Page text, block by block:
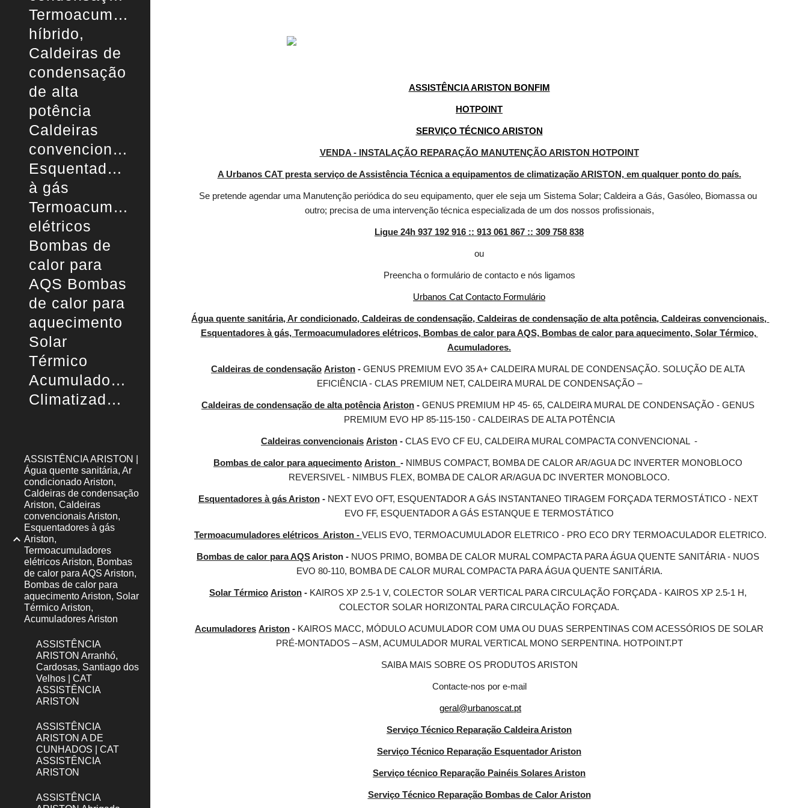
Termoacumulador
híbrido,
Caldeiras de
condensação
de alta
potência
Caldeiras
convencionais
Esquentadores
à gás
Termoacumuladores
elétricos
Bombas de
calor para
AQS Bombas
de calor para
aquecimento
Solar
Térmico
Acumuladores
Climatizadores
ASSISTÊNCIA ARISTON |
Água quente sanitária, Ar
condicionado Ariston,
Caldeiras de condensação
Ariston, Caldeiras
convencionais Ariston,
Esquentadores à gás
Ariston,
Termoacumuladores
elétricos Ariston, Bombas
de calor para AQS Ariston,
Bombas de calor para
aquecimento Ariston, Solar
Térmico Ariston,
Acumuladores Ariston
ASSISTÊNCIA
ARISTON Arranhó,
Cardosas, Santiago dos
Velhos | CAT
ASSISTÊNCIA
ARISTON
ASSISTÊNCIA
ARISTON A DE
CUNHADOS | CAT
ASSISTÊNCIA
ARISTON
ASSISTÊNCIA
ASSISTÊNCIA ARISTON BONFIM
HOTPOINT
SERVIÇO TÉCNICO ARISTON
VENDA - INSTALAÇÃO REPARAÇÃO MANUTENÇÃO ARISTON HOTPOINT
A Urbanos CAT presta serviço de Assistência Técnica a equipamentos de climatização ARISTON, em qualquer ponto do país.
Se pretende agendar uma Manutenção periódica do seu equipamento, quer ele seja um Sistema Solar; Caldeira a Gás, Gasóleo, Biomassa ou
outro; precisa de uma intervenção técnica especializada de um dos nossos profissionais,
Ligue 24h 937 192 916 :: 913 061 867 :: 309 758 838
ou
Preencha o formulário de contacto e nós ligamos
Urbanos Cat Contacto Formulário
Água quente sanitária, Ar condicionado, Caldeiras de condensação, Caldeiras de condensação de alta potência, Caldeiras convencionais,
Esquentadores à gás, Termoacumuladores elétricos, Bombas de calor para AQS, Bombas de calor para aquecimento, Solar Térmico,
Acumuladores.
Caldeiras de condensação Ariston - GENUS PREMIUM EVO 35 A+ CALDEIRA MURAL DE CONDENSAÇÃO. SOLUÇÃO DE ALTA
EFICIÊNCIA - CLAS PREMIUM NET, CALDEIRA MURAL DE CONDENSAÇÃO –
Caldeiras de condensação de alta potência Ariston - GENUS PREMIUM HP 45- 65, CALDEIRA MURAL DE CONDENSAÇÃO - GENUS
PREMIUM EVO HP 85-115-150 - CALDEIRAS DE ALTA POTÊNCIA
Caldeiras convencionais Ariston - CLAS EVO CF EU, CALDEIRA MURAL COMPACTA CONVENCIONAL  -
Bombas de calor para aquecimento Ariston - NIMBUS COMPACT, BOMBA DE CALOR AR/AGUA DC INVERTER MONOBLOCO
REVERSIVEL - NIMBUS FLEX, BOMBA DE CALOR AR/AGUA DC INVERTER MONOBLOCO.
Esquentadores à gás Ariston - NEXT EVO OFT, ESQUENTADOR A GÁS INSTANTANEO TIRAGEM FORÇADA TERMOSTÁTICO - NEXT
EVO FF, ESQUENTADOR A GÁS ESTANQUE E TERMOSTÁTICO
Termoacumuladores elétricos  Ariston - VELIS EVO, TERMOACUMULADOR ELETRICO - PRO ECO DRY TERMOACULADOR ELETRICO.
Bombas de calor para AQS Ariston - NUOS PRIMO, BOMBA DE CALOR MURAL COMPACTA PARA ÁGUA QUENTE SANITÁRIA - NUOS
EVO 80-110, BOMBA DE CALOR MURAL COMPACTA PARA ÁGUA QUENTE SANITÁRIA.
Solar Térmico Ariston - KAIROS XP 2.5-1 V, COLECTOR SOLAR VERTICAL PARA CIRCULAÇÃO FORÇADA - KAIROS XP 2.5-1 H,
COLECTOR SOLAR HORIZONTAL PARA CIRCULAÇÃO FORÇADA.
Acumuladores Ariston - KAIROS MACC, MÓDULO ACUMULADOR COM UMA OU DUAS SERPENTINAS COM ACESSÓRIOS DE SOLAR
PRÉ-MONTADOS – ASM, ACUMULADOR MURAL VERTICAL MONO SERPENTINA. HOTPOINT.PT
SAIBA MAIS SOBRE OS PRODUTOS ARISTON
Contacte-nos por e-mail
geral@urbanoscat.pt
Serviço Técnico Reparação Caldeira Ariston
Serviço Técnico Reparação Esquentador Ariston
Serviço técnico Reparação Painéis Solares Ariston
Serviço Técnico Reparação Bombas de Calor Ariston